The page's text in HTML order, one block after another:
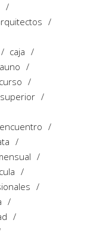
caja
encuentro